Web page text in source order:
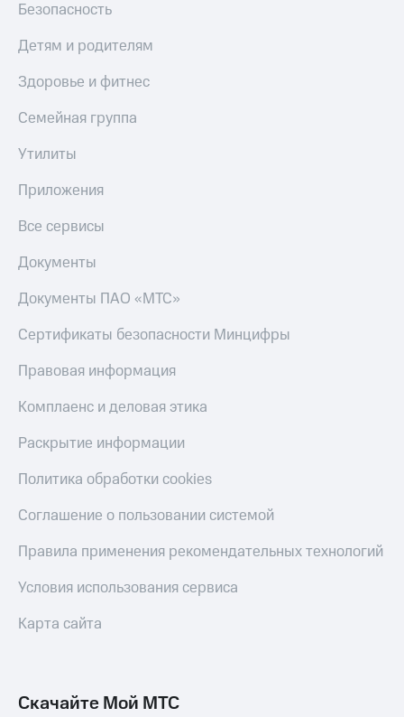
Безопасность
Детям и родителям
Здоровье и фитнес
Семейная группа
Утилиты
Приложения
Все сервисы
Документы
Документы ПАО «МТС»
Сертификаты безопасности Минцифры
Правовая информация
Комплаенс и деловая этика
Раскрытие информации
Политика обработки cookies
Соглашение о пользовании системой
Правила применения рекомендательных технологий
Условия использования сервиса
Карта сайта
Скачайте Мой МТС